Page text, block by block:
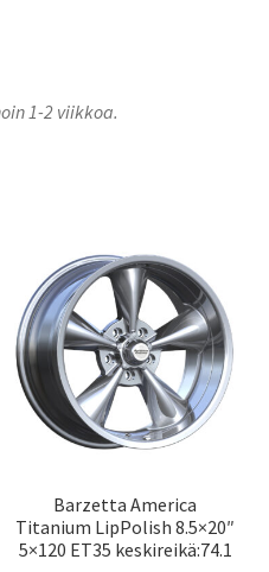
1-2 viikkoa.
Barzetta America
Titanium LipPolish 8.5×20″
5×120 ET35 keskireikä:74.1